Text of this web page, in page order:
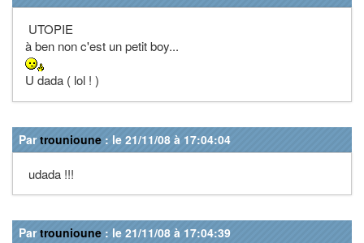
UTOPIE
à ben non c'est un petit boy...
U dada ( lol ! )
Partrounioune : le 21/11/08 à 17:04:04
udada !!!
Partrounioune : le 21/11/08 à 17:04:39